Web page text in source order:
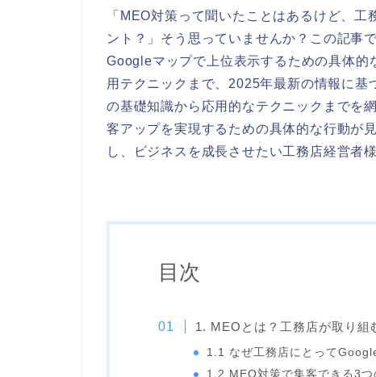
「MEO対策って聞いたことはあるけど、
ント？」そう思っていませんか？この記事
Googleマップで上位表示するための具体
用テクニックまで、2025年最新の情報に
の基礎知識から応用的なテクニックまでを
客アップを実現するための具体的な行動が
し、ビジネスを成長させたい工務店経営者
目次
1. MEOとは？工務店が取り組
1.1 なぜ工務店にとって
1.2 MEO対策で集客できる3つ